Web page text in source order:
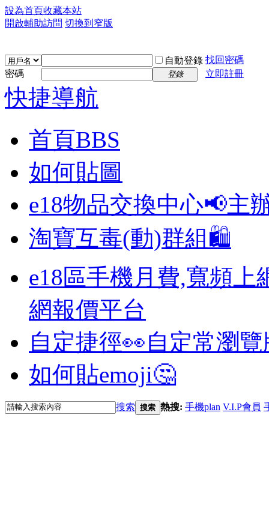
設為首頁收藏本站
開啟輔助訪問 切換到窄版
自動登錄 找回密碼
密碼
登錄 立即註冊
快捷導航
首頁BBS
如何貼圖
e18物品交換中心📢主
淘寶互毒(動)群組🛍️
e18區手機月費,寬頻上
網報價平台
自定捷徑👀自定常瀏
如何貼emoji🤔
搜索 搜索 熱搜: 手機plan V.I.P會員